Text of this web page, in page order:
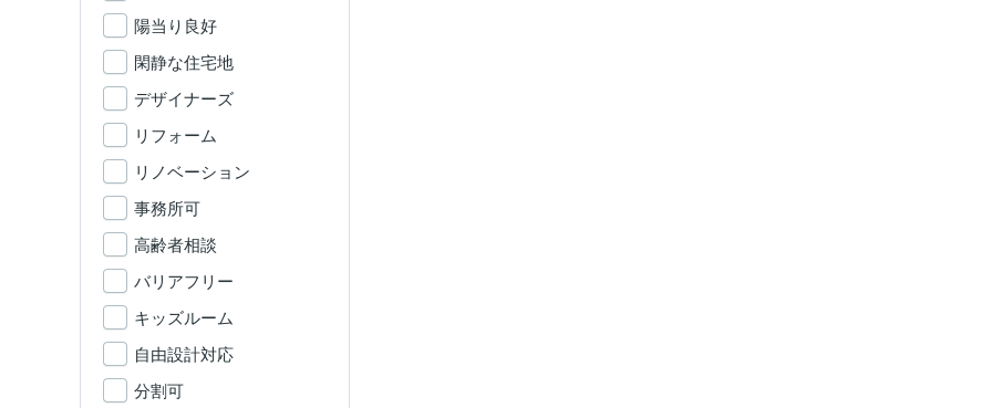
陽当り良好
閑静な住宅地
デザイナーズ
リフォーム
リノベーション
事務所可
高齢者相談
バリアフリー
キッズルーム
自由設計対応
分割可